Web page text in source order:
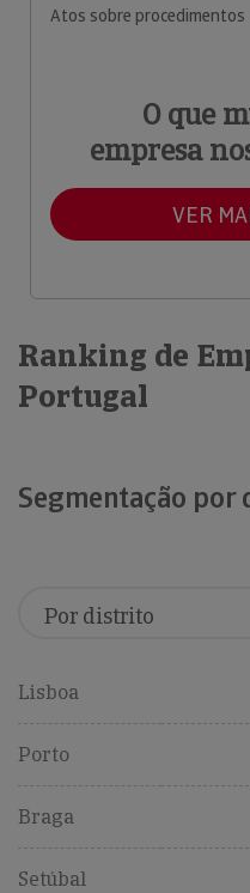
Atos sobre procedimentos
O que
empresa
VER
Ranking de
Portugal
Segmentação por
Lisboa
Porto
Braga
Setúbal